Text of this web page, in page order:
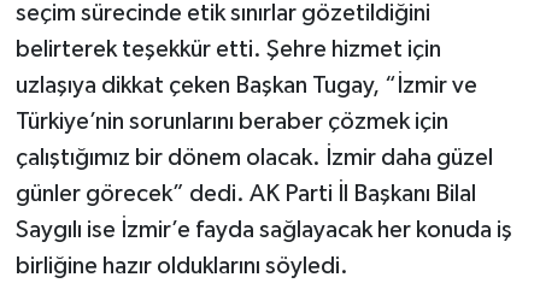
seçim sürecinde etik sınırlar gözetildiğini
belirterek teşekkür etti. Şehre hizmet için
uzlaşıya dikkat çeken Başkan Tugay, “İzmir ve
Türkiye’nin sorunlarını beraber çözmek için
çalıştığımız bir dönem olacak. İzmir daha güzel
günler görecek” dedi. AK Parti İl Başkanı Bilal
Saygılı ise İzmir’e fayda sağlayacak her konuda iş
birliğine hazır olduklarını söyledi.